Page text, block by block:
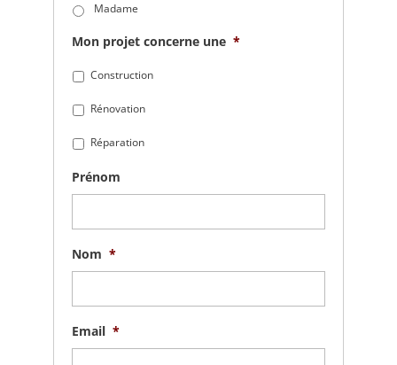
Madame
Mon projet concerne une *
Construction
Rénovation
Réparation
Prénom
Nom *
Email *